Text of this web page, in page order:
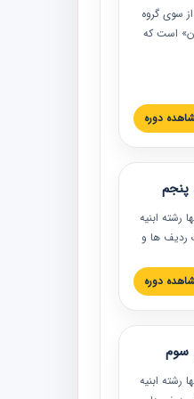
سوی گروه
است که
دوره
پنجم
رشته ابنیه
ردیف ها و
ردیف های
فهرست
این
دوره
سوم
رشته ابنیه